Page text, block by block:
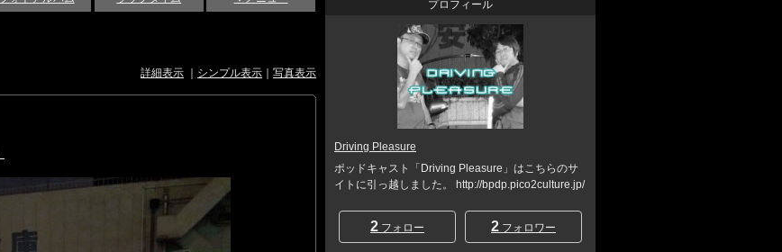
詳細表示 シンプル表示 写真表示
プロフィール
Driving Pleasure
ポッドキャスト「Driving Pleasure」はこちらのサ
イトに引っ越しました。 http://bpdp.pico2culture.jp/
2 フォロー 2 フォロワー